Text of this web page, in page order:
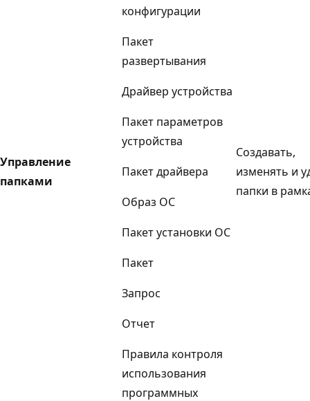
Управление
папками
конфигурации
Пакет
развертывания
Драйвер устройства
Пакет параметров
устройства
Пакет драйвера
Образ ОС
Пакет установки ОС
Пакет
Запрос
Отчет
Правила контроля
использования
программных
Создавать,
изменять и
папки в